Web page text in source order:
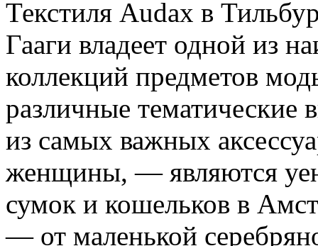
Текстиля Audax в
Гааги владеет одной из
коллекций предметов
различные
из самых важных
женщины, — являются
сумок и кошельков в
— от маленькой